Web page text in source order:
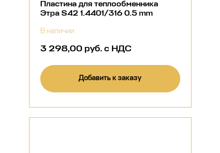
Пластина для теплообменника
Этра S42 1.4401/316 0.5 mm
В наличии
3 298,00 руб. с НДС
Добавить к заказу